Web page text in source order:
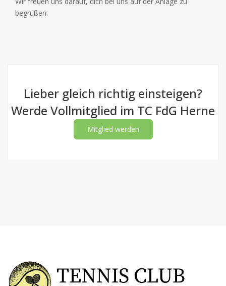
begrüßen.
Lieber gleich richtig einsteigen?
Werde Vollmitglied im TC FdG Herne
Mitglied werden